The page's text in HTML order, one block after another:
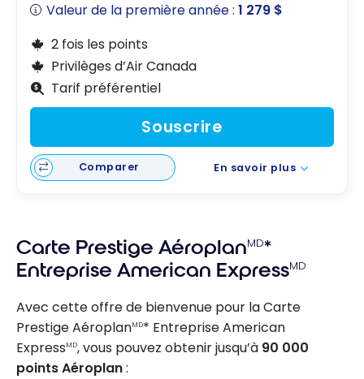
Valeur de la première année :1 279 $
2 fois les points
Privilèges d’Air Canada
Tarif préférentiel
Souscrire
Comparer En savoir plus
Carte Prestige AéroplanMD*
Entreprise American ExpressMD
Avec cette offre de bienvenue pour la Carte
Prestige AéroplanMD* Entreprise American
ExpressMD, vous pouvez obtenir jusqu’à 90 000
points Aéroplan: